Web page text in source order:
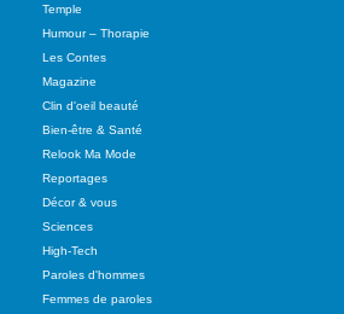
Temple
Humour – Thorapie
Les Contes
Magazine
Clin d'oeil beauté
Bien-être & Santé
Relook Ma Mode
Reportages
Décor & vous
Sciences
High-Tech
Paroles d'hommes
Femmes de paroles